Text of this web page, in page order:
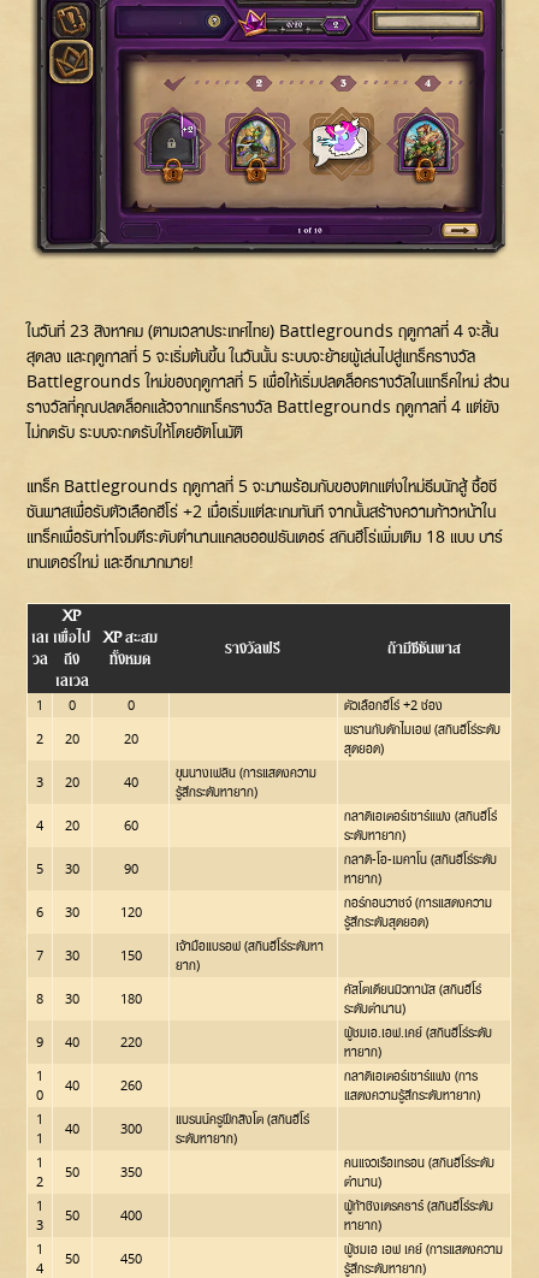
ในวันที่ 23 สิงหาคม (ตามเวลาประเทศไทย) Battlegrounds ฤดูกาลที่ 4 จะสิ้น
สุดลง และฤดูกาลที่ 5 จะเริ่มต้นขึ้น ในวันนั้น ระบบจะย้ายผู้เล่นไปสู่แทร็ครางวัล
Battlegrounds ใหม่ของฤดูกาลที่ 5 เพื่อให้เริ่มปลดล็อครางวัลในแทร็คใหม่ ส่วน
รางวัลที่คุณปลดล็อคแล้วจากแทร็ครางวัล Battlegrounds ฤดูกาลที่ 4 แต่ยัง
ไม่กดรับ ระบบจะกดรับให้โดยอัตโนมัติ
แทร็ค Battlegrounds ฤดูกาลที่ 5 จะมาพร้อมกับของตกแต่งใหม่ธีมนักสู้ ซื้อซี
ซันพาสเพื่อรับตัวเลือกฮีโร่ +2 เมื่อเริ่มแต่ละเกมทันที จากนั้นสร้างความก้าวหน้าใน
แทร็คเพื่อรับท่าโจมตีระดับตำนานแคลชออฟธันเดอร์ สกินฮีโร่เพิ่มเติม 18 แบบ บาร์
เทนเดอร์ใหม่ และอีกมากมาย!
เลเ
วล
XP
เพื่อไป
ถึง
เลเวล
XP สะสม
ทั้งหมด
รางวัลฟรี ถ้ามีซีซันพาส
1 0 0
ตัวเลือกฮีโร่ +2 ช่อง
2
20 20
พรานกับดักไมเอฟ (สกินฮีโร่ระดับ
สุดยอด)
3
20 40
ขุนนางเฟลิน (การแสดงความ
รู้สึกระดับหายาก)
4
20 60
กลาดิเอเตอร์เซาร์แฟง (สกินฮีโร่
ระดับหายาก)
5
30 90
กลาดิ-โอ-เมคาโน (สกินฮีโร่ระดับ
หายาก)
6
30 120
กอร์กอนวาชจ์ (การแสดงความ
รู้สึกระดับสุดยอด)
7
30 150
เจ้ามือแบรอฟ (สกินฮีโร่ระดับหา
ยาก)
8
30 180
คัสโตเดียนมิวทานัส (สกินฮีโร่
ระดับตำนาน)
9
40 220
ผู้ชมเอ.เอฟ.เคย์ (สกินฮีโร่ระดับ
หายาก)
1
0
40 260
กลาดิเอเตอร์เซาร์แฟง (การ
แสดงความรู้สึกระดับหายาก)
1
1
40 300
แบรนน์ครูฝึกสิงโต (สกินฮีโร่
ระดับหายาก)
1
2
50 350
คนแจวเรือเทรอน (สกินฮีโร่ระดับ
ตำนาน)
1
3
50 400
ผู้ท้าชิงเดรคธาร์ (สกินฮีโร่ระดับ
หายาก)
1
4
50 450
ผู้ชมเอ เอฟ เคย์ (การแสดงความ
รู้สึกระดับหายาก)